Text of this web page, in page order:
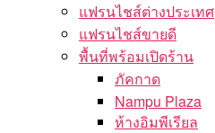
แฟรนไชส์ต่างประเทศ
แฟรนไชส์ขายดี
พื้นที่พร้อมเปิดร้าน
ภัคกาด
Nampu Plaza
ห้างอิมพีเรียล